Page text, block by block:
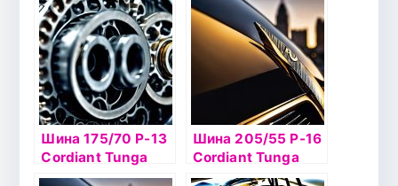
Шина 175/70 Р-13
Cordiant Tunga
Zodiak2 86T б/к
Шина 205/55 Р-16
Cordiant Tunga
Zodiak2 94T б/к